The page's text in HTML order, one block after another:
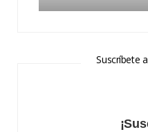
Suscríbete